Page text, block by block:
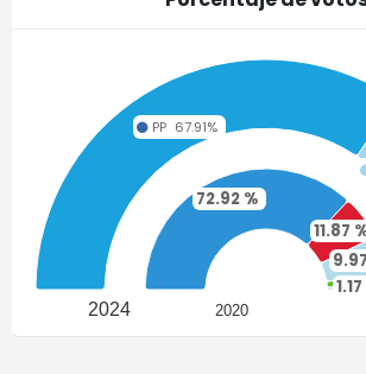
72.92 %
11.87
PP 67.91%
2024 2020